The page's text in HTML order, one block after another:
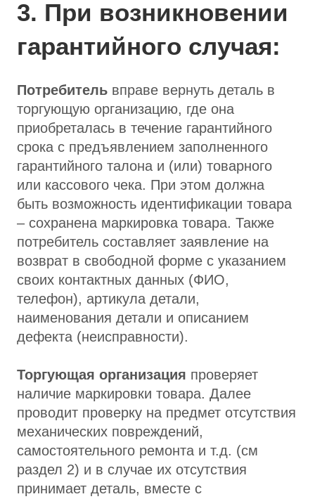
3. При возникновении
гарантийного случая:
Потребитель вправе вернуть деталь в
торгующую организацию, где она
приобреталась в течение гарантийного
срока с предъявлением заполненного
гарантийного талона и (или) товарного
или кассового чека. При этом должна
быть возможность идентификации товара
– сохранена маркировка товара. Также
потребитель составляет заявление на
возврат в свободной форме с указанием
своих контактных данных (ФИО,
телефон), артикула детали,
наименования детали и описанием
дефекта (неисправности).
Торгующая организация проверяет
наличие маркировки товара. Далее
проводит проверку на предмет отсутствия
механических повреждений,
самостоятельного ремонта и т.д. (см
раздел 2) и в случае их отсутствия
принимает деталь, вместе с